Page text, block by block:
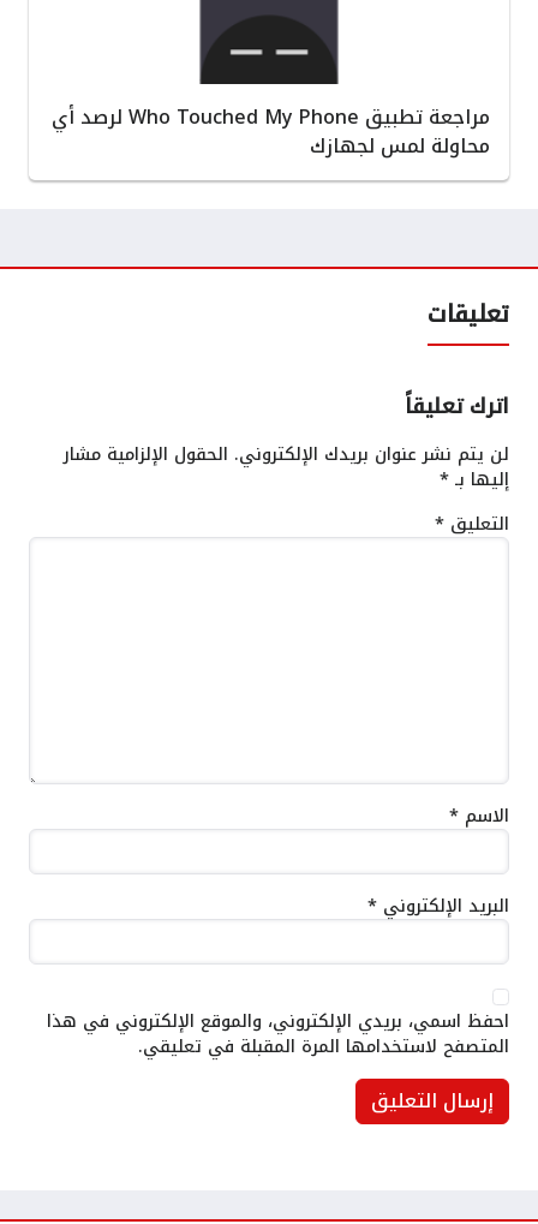
مراجعة تطبيق Who Touched My Phone لرصد أي
محاولة لمس لجهازك
تعليقات
اترك تعليقاً
لن يتم نشر عنوان بريدك الإلكتروني. الحقول الإلزامية مشار
إليها بـ*
التعليق *
الاسم *
البريد الإلكتروني *
احفظ اسمي، بريدي الإلكتروني، والموقع الإلكتروني في هذا
المتصفح لاستخدامها المرة المقبلة في تعليقي.